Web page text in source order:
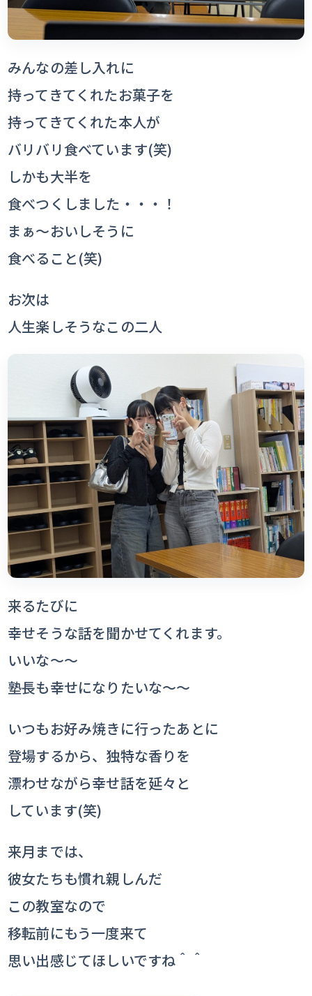
みんなの差し入れに
持ってきてくれたお菓子を
持ってきてくれた本人が
バリバリ食べています(笑)
しかも大半を
食べつくしました・・・！
まぁ～おいしそうに
食べること(笑)
お次は
人生楽しそうなこの二人
来るたびに
幸せそうな話を聞かせてくれます。
いいな～～
塾長も幸せになりたいな～～
いつもお好み焼きに行ったあとに
登場するから、独特な香りを
漂わせながら幸せ話を延々と
しています(笑)
来月までは、
彼女たちも慣れ親しんだ
この教室なので
移転前にもう一度来て
思い出感じてほしいですね＾＾